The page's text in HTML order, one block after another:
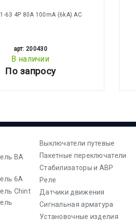
63 4P 80A 100mA (6kA) АС
арт: 200430
В наличии
По запросу
ВА
6А
Chint
Выключатели путевые
Пакетные переключатели
Стабилизаторы и АВР
Реле
Датчики движения
Сигнальная арматура
Установочные изделия